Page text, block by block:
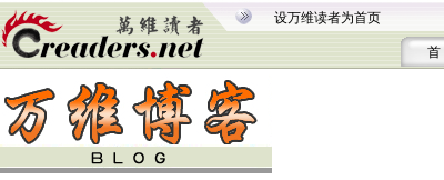
设万维读者为首页